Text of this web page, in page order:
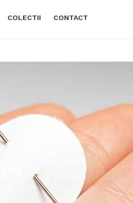
COLECTII CONTACT